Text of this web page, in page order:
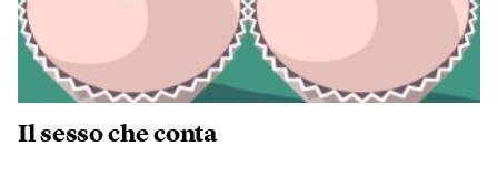
Il sesso che conta